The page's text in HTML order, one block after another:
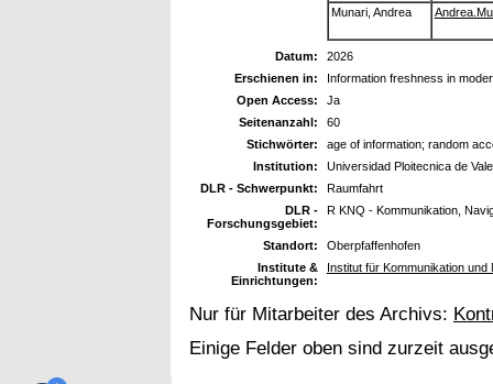
Munari, Andrea
Datum:
2026
Erschienen in:
Information freshness in
Open Access:
Ja
Seitenanzahl:
60
Stichwörter:
age of information; random
Institution:
Universidad Ploitecnica de
DLR - Schwerpunkt:
Raumfahrt
DLR -
Forschungsgebiet:
R KNQ - Kommunikation,
Standort:
Oberpfaffenhofen
Institute &
Einrichtungen:
Institut für Kommunikation und
Nur für Mitarbeiter des Archivs:
Einige Felder oben sind zurzeit